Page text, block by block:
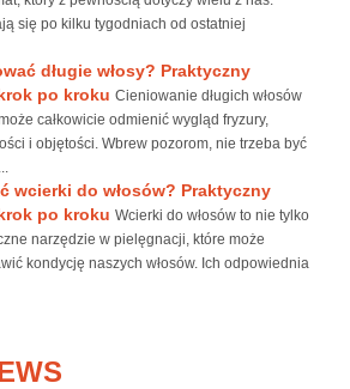
się po kilku tygodniach od ostatniej
długie włosy? Praktyczny
po kroku Cieniowanie długich włosów
całkowicie odmienić wygląd fryzury,
i objętości. Wbrew pozorom, nie trzeba być
wcierki do włosów? Praktyczny
po kroku Wcierki do włosów to nie tylko
narzędzie w pielęgnacji, które może
kondycję naszych włosów. Ich odpowiednia